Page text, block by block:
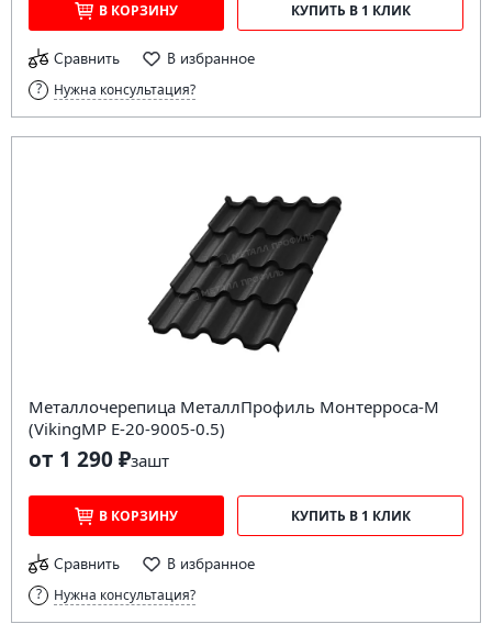
В КОРЗИНУ КУПИТЬ В 1 КЛИК
Сравнить В избранное
Нужна консультация?
Металлочерепица МеталлПрофиль Монтерроса-M
(VikingMP E-20-9005-0.5)
от 1 290 ₽зашт
В КОРЗИНУ КУПИТЬ В 1 КЛИК
Сравнить В избранное
Нужна консультация?